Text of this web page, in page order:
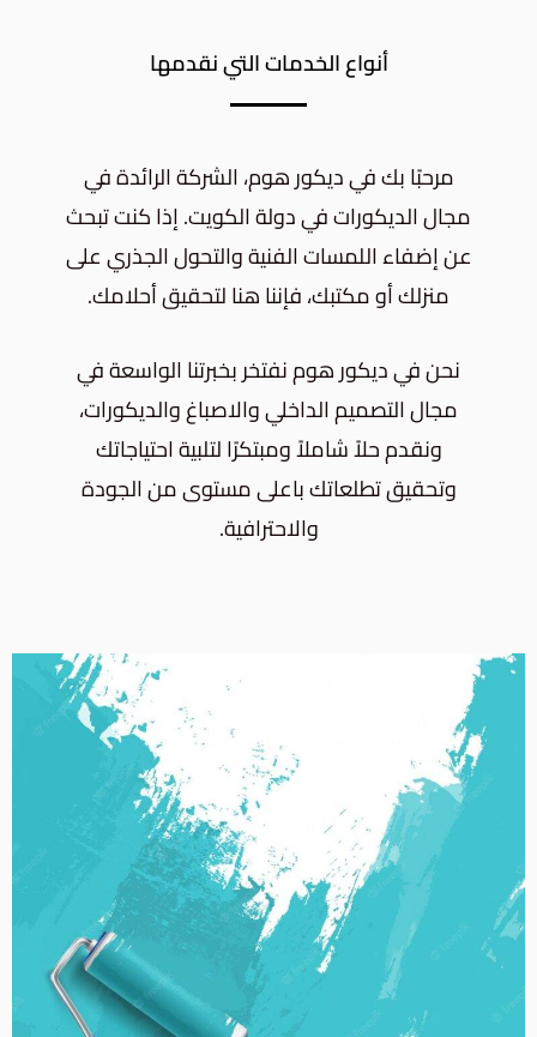
أنواع الخدمات التي نقدمها
مرحبًا بك في ديكور هوم، الشركة الرائدة في
مجال الديكورات في دولة الكويت. إذا كنت تبحث
عن إضفاء اللمسات الفنية والتحول الجذري على
منزلك أو مكتبك، فإننا هنا لتحقيق أحلامك.
نحن في ديكور هوم نفتخر بخبرتنا الواسعة في
مجال التصميم الداخلي والاصباغ والديكورات،
ونقدم حلاً شاملاً ومبتكرًا لتلبية احتياجاتك
وتحقيق تطلعاتك باعلى مستوى من الجودة
والاحترافية.